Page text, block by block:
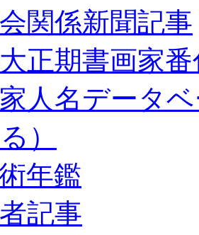
関係新聞記事
正期書画家
人名データ
）
年鑑
記事